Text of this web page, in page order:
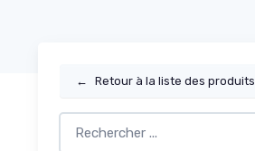
← Retour à la liste des produits